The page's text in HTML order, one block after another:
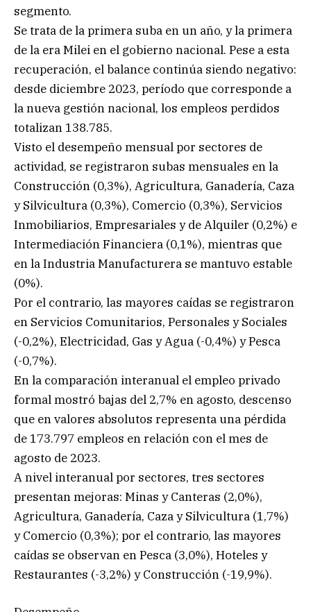
segmento.
Se trata de la primera suba en un año, y la primera
de la era Milei en el gobierno nacional. Pese a esta
recuperación, el balance continúa siendo negativo:
desde diciembre 2023, período que corresponde a
la nueva gestión nacional, los empleos perdidos
totalizan 138.785.
Visto el desempeño mensual por sectores de
actividad, se registraron subas mensuales en la
Construcción (0,3%), Agricultura, Ganadería, Caza
y Silvicultura (0,3%), Comercio (0,3%), Servicios
Inmobiliarios, Empresariales y de Alquiler (0,2%) e
Intermediación Financiera (0,1%), mientras que
en la Industria Manufacturera se mantuvo estable
(0%).
Por el contrario, las mayores caídas se registraron
en Servicios Comunitarios, Personales y Sociales
(-0,2%), Electricidad, Gas y Agua (-0,4%) y Pesca
(-0,7%).
En la comparación interanual el empleo privado
formal mostró bajas del 2,7% en agosto, descenso
que en valores absolutos representa una pérdida
de 173.797 empleos en relación con el mes de
agosto de 2023.
A nivel interanual por sectores, tres sectores
presentan mejoras: Minas y Canteras (2,0%),
Agricultura, Ganadería, Caza y Silvicultura (1,7%)
y Comercio (0,3%); por el contrario, las mayores
caídas se observan en Pesca (3,0%), Hoteles y
Restaurantes (-3,2%) y Construcción (-19,9%).